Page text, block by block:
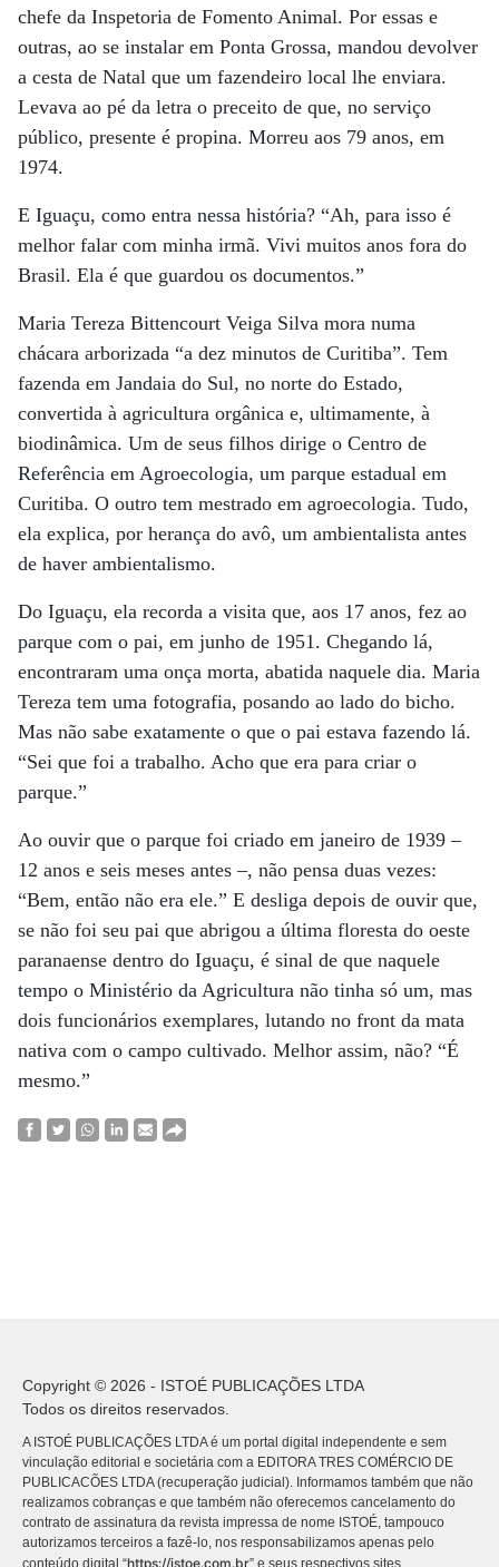
chefe da Inspetoria de Fomento Animal. Por essas e
outras, ao se instalar em Ponta Grossa, mandou devolver
a cesta de Natal que um fazendeiro local lhe enviara.
Levava ao pé da letra o preceito de que, no serviço
público, presente é propina. Morreu aos 79 anos, em
1974.
E Iguaçu, como entra nessa história? “Ah, para isso é
melhor falar com minha irmã. Vivi muitos anos fora do
Brasil. Ela é que guardou os documentos.”
Maria Tereza Bittencourt Veiga Silva mora numa
chácara arborizada “a dez minutos de Curitiba”. Tem
fazenda em Jandaia do Sul, no norte do Estado,
convertida à agricultura orgânica e, ultimamente, à
biodinâmica. Um de seus filhos dirige o Centro de
Referência em Agroecologia, um parque estadual em
Curitiba. O outro tem mestrado em agroecologia. Tudo,
ela explica, por herança do avô, um ambientalista antes
de haver ambientalismo.
Do Iguaçu, ela recorda a visita que, aos 17 anos, fez ao
parque com o pai, em junho de 1951. Chegando lá,
encontraram uma onça morta, abatida naquele dia. Maria
Tereza tem uma fotografia, posando ao lado do bicho.
Mas não sabe exatamente o que o pai estava fazendo lá.
“Sei que foi a trabalho. Acho que era para criar o
parque.”
Ao ouvir que o parque foi criado em janeiro de 1939 –
12 anos e seis meses antes –, não pensa duas vezes:
“Bem, então não era ele.” E desliga depois de ouvir que,
se não foi seu pai que abrigou a última floresta do oeste
paranaense dentro do Iguaçu, é sinal de que naquele
tempo o Ministério da Agricultura não tinha só um, mas
dois funcionários exemplares, lutando no front da mata
nativa com o campo cultivado. Melhor assim, não? “É
mesmo.”
Copyright © 2026 - ISTOÉ PUBLICAÇÕES LTDA
Todos os direitos reservados.
A ISTOÉ PUBLICAÇÕES LTDA é um portal digital independente e sem
vinculação editorial e societária com a EDITORA TRES COMÉRCIO DE
PUBLICACÕES LTDA (recuperação judicial). Informamos também que não
realizamos cobranças e que também não oferecemos cancelamento do
contrato de assinatura da revista impressa de nome ISTOÉ, tampouco
autorizamos terceiros a fazê-lo, nos responsabilizamos apenas pelo
conteúdo digital “https://istoe.com.br” e seus respectivos sites.